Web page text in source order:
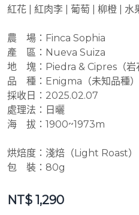
紅花 | 紅肉李 | 葡萄 | 柳橙 | 水
農 場：Finca Sophia
產 區：Nueva Suiza
地 塊：Piedra & Cipres（岩
品 種：Enigma（未知品種）
採收日：2025.02.07
處理法：日曬
海 拔：1900~1973m
烘焙度：淺焙（Light Roast）
包 裝：80g
NT$ 1,290